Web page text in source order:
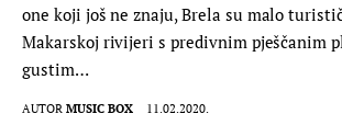
one koji još ne znaju, Brela su malo
Makarskoj rivijeri s predivnim pješčanim
gustim…
AUTOR MUSIC BOX 11.02.2020.